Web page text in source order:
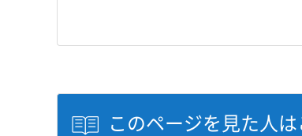
このページを見た人